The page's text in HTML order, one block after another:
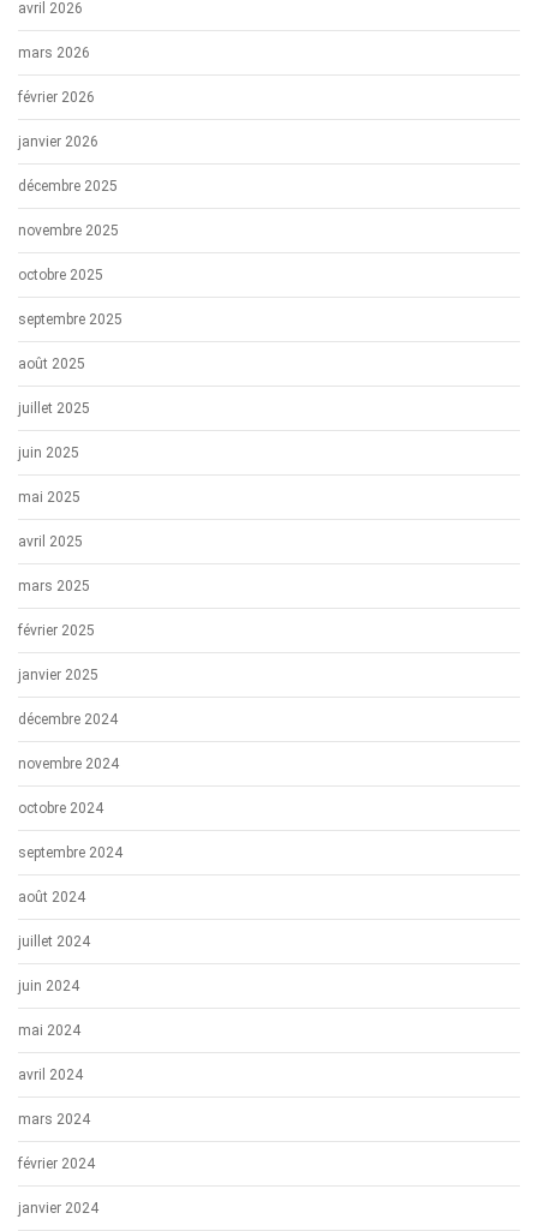
avril 2026
mars 2026
février 2026
janvier 2026
décembre 2025
novembre 2025
octobre 2025
septembre 2025
août 2025
juillet 2025
juin 2025
mai 2025
avril 2025
mars 2025
février 2025
janvier 2025
décembre 2024
novembre 2024
octobre 2024
septembre 2024
août 2024
juillet 2024
juin 2024
mai 2024
avril 2024
mars 2024
février 2024
janvier 2024